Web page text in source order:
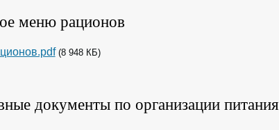
меню рационов
(8 948 КБ)
документы по организации питания